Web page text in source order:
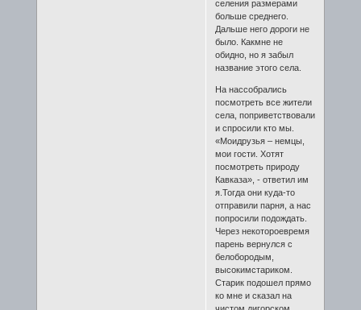
селения размерами
больше среднего.
Дальше него дороги не
было. Какмне не
обидно, но я забыл
название этого села.
На нассобрались
посмотреть все жители
села, поприветствовали
и спросили кто мы.
«Моидрузья – немцы,
мои гости. Хотят
посмотреть природу
Кавказа», - ответил им
я.Тогда они куда-то
отправили парня, а нас
попросили подождать.
Через некотороевремя
парень вернулся с
белобородым,
высокимстариком.
Старик подошел прямо
ко мне и сказал на